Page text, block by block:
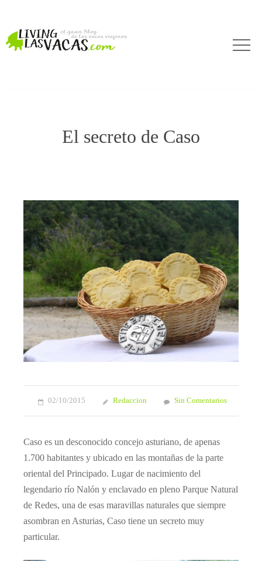
El secreto de Caso
02/10/2015 Redaccion Sin Comentarios
Caso es un desconocido concejo asturiano, de apenas
1.700 habitantes y ubicado en las montañas de la parte
oriental del Principado. Lugar de nacimiento del
legendario río Nalón y enclavado en pleno Parque Natural
de Redes, una de esas maravillas naturales que siempre
asombran en Asturias, Caso tiene un secreto muy
particular.